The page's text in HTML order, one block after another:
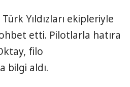
Yıldızları ekipleriyle
etti. Pilotlarla hatıra
filo
bilgi aldı.